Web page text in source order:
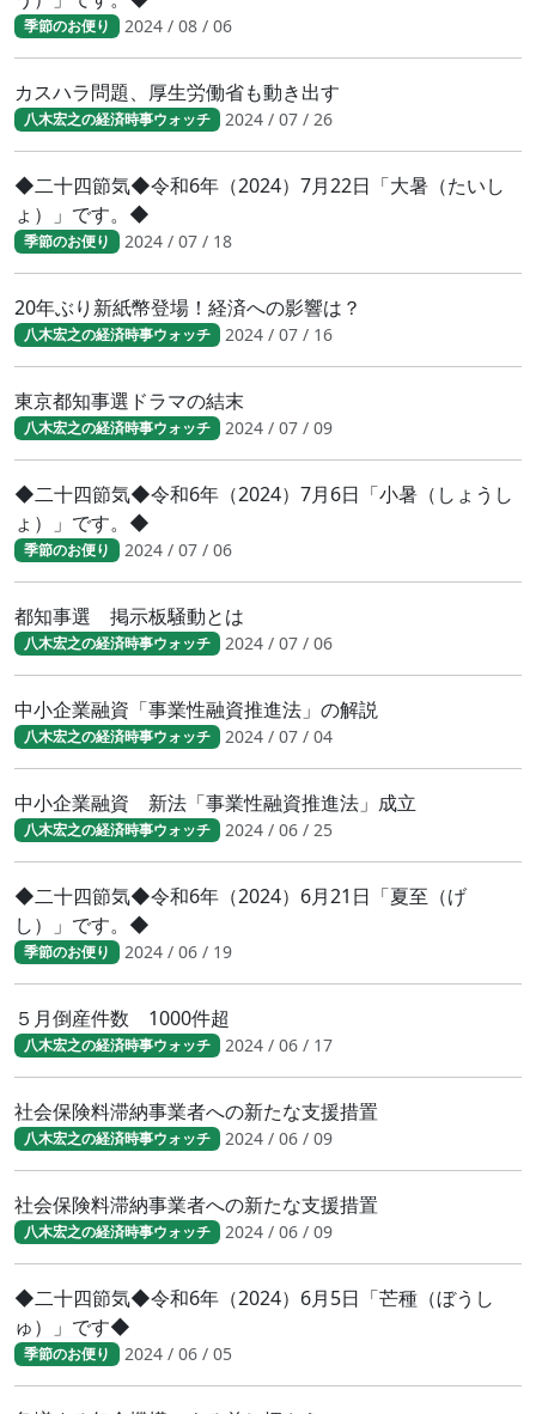
季節のお便り 2024 / 08 / 06
カスハラ問題、厚生労働省も動き出す
八木宏之の経済時事ウォッチ 2024 / 07 / 26
◆二十四節気◆令和6年（2024）7月22日「大暑（たいし
ょ）」です。◆
季節のお便り 2024 / 07 / 18
20年ぶり新紙幣登場！経済への影響は？
八木宏之の経済時事ウォッチ 2024 / 07 / 16
東京都知事選ドラマの結末
八木宏之の経済時事ウォッチ 2024 / 07 / 09
◆二十四節気◆令和6年（2024）7月6日「小暑（しょうし
ょ）」です。◆
季節のお便り 2024 / 07 / 06
都知事選 掲示板騒動とは
八木宏之の経済時事ウォッチ 2024 / 07 / 06
中小企業融資「事業性融資推進法」の解説
八木宏之の経済時事ウォッチ 2024 / 07 / 04
中小企業融資 新法「事業性融資推進法」成立
八木宏之の経済時事ウォッチ 2024 / 06 / 25
◆二十四節気◆令和6年（2024）6月21日「夏至（げ
し）」です。◆
季節のお便り 2024 / 06 / 19
５月倒産件数 1000件超
八木宏之の経済時事ウォッチ 2024 / 06 / 17
社会保険料滞納事業者への新たな支援措置
八木宏之の経済時事ウォッチ 2024 / 06 / 09
社会保険料滞納事業者への新たな支援措置
八木宏之の経済時事ウォッチ 2024 / 06 / 09
◆二十四節気◆令和6年（2024）6月5日「芒種（ぼうし
ゅ）」です◆
季節のお便り 2024 / 06 / 05